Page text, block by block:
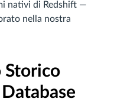
nativi di Redshift —
nella nostra
Storico